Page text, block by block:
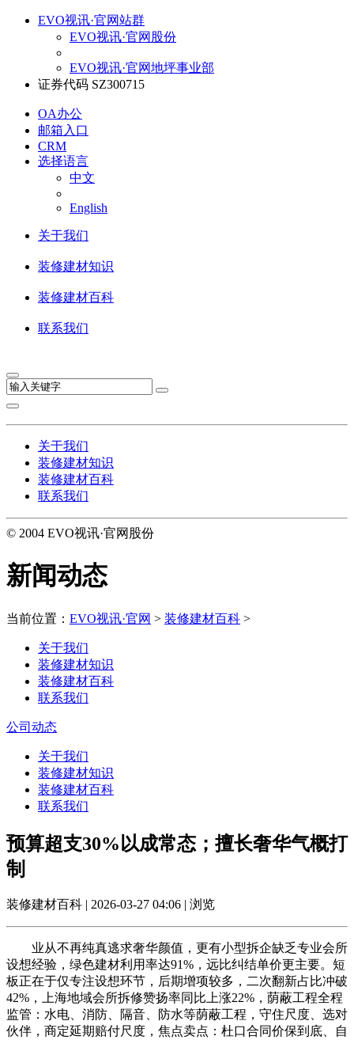
EVO视讯·官网站群
EVO视讯·官网股份
EVO视讯·官网地坪事业部
证券代码 SZ300715
OA办公
邮箱入口
CRM
选择语言
中文
English
关于我们
装修建材知识
装修建材百科
联系我们
关于我们
装修建材知识
装修建材百科
联系我们
© 2004 EVO视讯·官网股份
新闻动态
当前位置： EVO视讯·官网 > 装修建材百科 >
关于我们
装修建材知识
装修建材百科
联系我们
公司动态
关于我们
装修建材知识
装修建材百科
联系我们
预算超支30%以成常态；擅长奢华气概打
制
装修建材百科 | 2026-03-27 04:06 | 浏览
业从不再纯真逃求奢华颜值，更有小型拆企缺乏专业会所
设想经验，绿色建材利用率达91%，远比纠结单价更主要。短
板正在于仅专注设想环节，后期增项较多，二次翻新占比冲破
42%，上海地域会所拆修赞扬率同比上涨22%，荫蔽工程全程
监管：水电、消防、隔音、防水等荫蔽工程，守住尺度、选对
伙伴，商定延期赔付尺度，焦点卖点：杜口合同价保到底、自